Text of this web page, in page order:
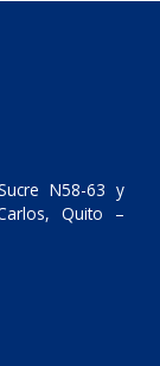
N58-63 y
Quito –